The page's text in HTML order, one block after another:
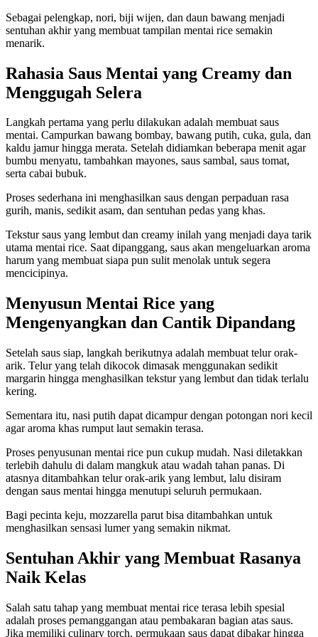
Sebagai pelengkap, nori, biji wijen, dan daun bawang menjadi
sentuhan akhir yang membuat tampilan mentai rice semakin
menarik.
Rahasia Saus Mentai yang Creamy dan
Menggugah Selera
Langkah pertama yang perlu dilakukan adalah membuat saus
mentai. Campurkan bawang bombay, bawang putih, cuka, gula, dan
kaldu jamur hingga merata. Setelah didiamkan beberapa menit agar
bumbu menyatu, tambahkan mayones, saus sambal, saus tomat,
serta cabai bubuk.
Proses sederhana ini menghasilkan saus dengan perpaduan rasa
gurih, manis, sedikit asam, dan sentuhan pedas yang khas.
Tekstur saus yang lembut dan creamy inilah yang menjadi daya tarik
utama mentai rice. Saat dipanggang, saus akan mengeluarkan aroma
harum yang membuat siapa pun sulit menolak untuk segera
mencicipinya.
Menyusun Mentai Rice yang
Mengenyangkan dan Cantik Dipandang
Setelah saus siap, langkah berikutnya adalah membuat telur orak-
arik. Telur yang telah dikocok dimasak menggunakan sedikit
margarin hingga menghasilkan tekstur yang lembut dan tidak terlalu
kering.
Sementara itu, nasi putih dapat dicampur dengan potongan nori kecil
agar aroma khas rumput laut semakin terasa.
Proses penyusunan mentai rice pun cukup mudah. Nasi diletakkan
terlebih dahulu di dalam mangkuk atau wadah tahan panas. Di
atasnya ditambahkan telur orak-arik yang lembut, lalu disiram
dengan saus mentai hingga menutupi seluruh permukaan.
Bagi pecinta keju, mozzarella parut bisa ditambahkan untuk
menghasilkan sensasi lumer yang semakin nikmat.
Sentuhan Akhir yang Membuat Rasanya
Naik Kelas
Salah satu tahap yang membuat mentai rice terasa lebih spesial
adalah proses pemanggangan atau pembakaran bagian atas saus.
Jika memiliki culinary torch, permukaan saus dapat dibakar hingga